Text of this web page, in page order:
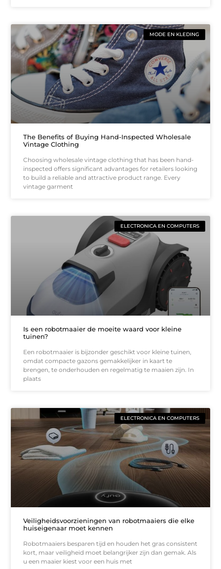
MODE EN KLEDING
The Benefits of Buying Hand-Inspected Wholesale
Vintage Clothing
Choosing wholesale vintage clothing that has been hand-
inspected offers significant advantages for retailers looking
to build a reliable and attractive product range. Every
vintage garment
ELECTRONICA EN COMPUTERS
Is een robotmaaier de moeite waard voor kleine
tuinen?
Een robotmaaier is bijzonder geschikt voor kleine tuinen,
omdat compacte gazons gemakkelijker in kaart te
brengen, te onderhouden en regelmatig te maaien zijn. In
plaats
ELECTRONICA EN COMPUTERS
Veiligheidsvoorzieningen van robotmaaiers die elke
huiseigenaar moet kennen
Robotmaaiers besparen tijd en houden het gras consistent
kort, maar veiligheid moet belangrijker zijn dan gemak. Als
u een maaier kiest voor een huis met